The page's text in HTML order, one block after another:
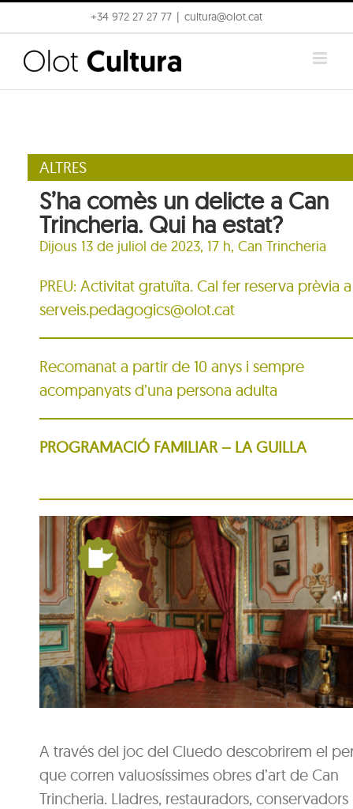
to
content
+34 972 27 27 77 cultura@olot.cat
ALTRES
S’ha comès un delicte a Can
Trincheria. Qui ha estat?
Dijous 13 de juliol de 2023, 17 h, Can Trincheria
PREU: Activitat gratuïta. Cal fer reserva prèvia a
serveis.pedagogics@olot.cat
Recomanat a partir de 10 anys i sempre
acompanyats d’una persona adulta
PROGRAMACIÓ FAMILIAR – LA GUILLA
A través del joc del Cluedo descobrirem el
que corren valuosíssimes obres d’art de Can
Trincheria. Lladres, restauradors, conservadors